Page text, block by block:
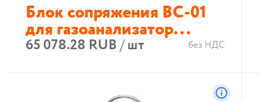
В корзину
Блок сопряжения ВС-01
для газоанализатор...
65 078.28 RUB/шт без НДС